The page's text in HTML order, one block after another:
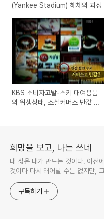
(Yankee Stadium) 해체의 과정
KBS 소비자고발-스키 대여용품
의 위생상태, 소셜커머스 반값 할
희망을 보고, 나는 쓰네
내 삶은 내가 만드는 것이다. 이전
것이다 다시 태어날 수는 없지만,
구독하기